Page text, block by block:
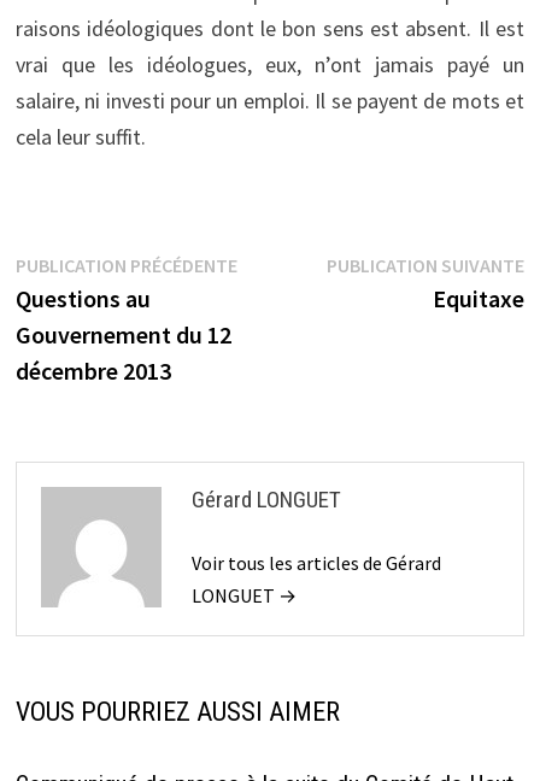
raisons idéologiques dont le bon sens est absent. Il est
vrai que les idéologues, eux, n’ont jamais payé un
salaire, ni investi pour un emploi. Il se payent de mots et
cela leur suffit.
Navigation
de
l’article
PUBLICATION PRÉCÉDENTEPublication
Questions au
Gouvernement du 12
décembre 2013
PUBLICATION SUIVANTE
Equitaxe
Gérard LONGUET
Voir tous les articles de Gérard
LONGUET →
VOUS POURRIEZ AUSSI AIMER